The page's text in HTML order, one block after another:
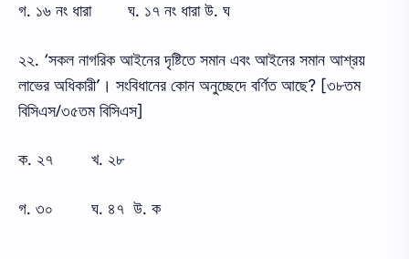
গ. ১৬ নং ধারা ঘ. ১৭ নং ধারা উ. ঘ
২২. ‘সকল নাগরিক আইনের দৃষ্টিতে সমান এবং আইনের সমান আশ্রয়
লাভের অধিকারী’। সংবিধানের কোন অনুচ্ছেদে বর্ণিত আছে? [৩৮তম
বিসিএস/৩৫তম বিসিএস]
ক. ২৭ খ. ২৮
গ. ৩০ ঘ. ৪৭ উ. ক